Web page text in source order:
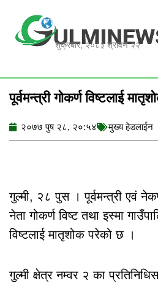
content
शुक्रबार, २०८३ श्रावण २२
पूर्वमन्त्री गोकर्ण विष्टलाई
२०७७ पुष २८, २०:५४ मुख्य हेडलाईन
गुल्मी, २८ पुस । पूर्वमन्त्री एवं
नेता गोकर्ण विष्ट तथा इस्मा
विष्टलाई मातृशोक परेको छ ।
गुल्मी क्षेत्र नम्वर २ का